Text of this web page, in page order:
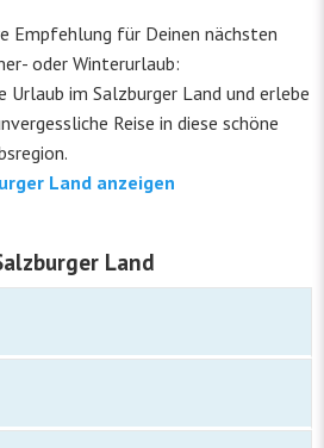
Empfehlung für Deinen nächsten
oder Winterurlaub:
Urlaub im Salzburger Land und erlebe
Reise in diese schöne
Land anzeigen
Land